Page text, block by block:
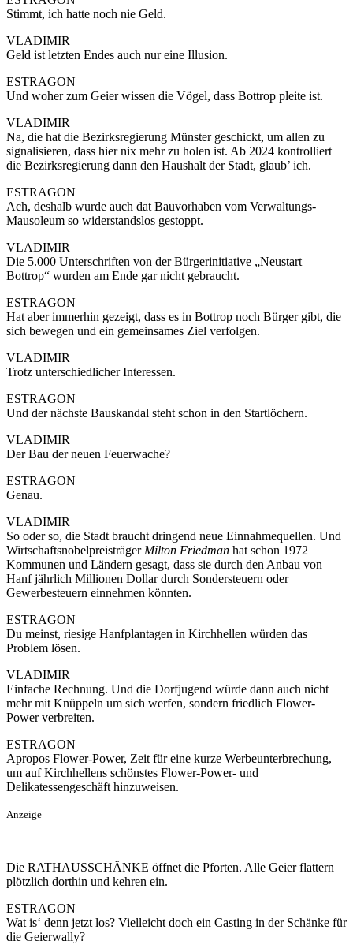
Stimmt, ich hatte noch nie Geld.
VLADIMIR
Geld ist letzten Endes auch nur eine Illusion.
ESTRAGON
Und woher zum Geier wissen die Vögel, dass Bottrop pleite ist.
VLADIMIR
Na, die hat die Bezirksregierung Münster geschickt, um allen zu
signalisieren, dass hier nix mehr zu holen ist. Ab 2024 kontrolliert
die Bezirksregierung dann den Haushalt der Stadt, glaub’ ich.
ESTRAGON
Ach, deshalb wurde auch dat Bauvorhaben vom Verwaltungs-
Mausoleum so widerstandslos gestoppt.
VLADIMIR
Die 5.000 Unterschriften von der Bürgerinitiative „Neustart
Bottrop“ wurden am Ende gar nicht gebraucht.
ESTRAGON
Hat aber immerhin gezeigt, dass es in Bottrop noch Bürger gibt, die
sich bewegen und ein gemeinsames Ziel verfolgen.
VLADIMIR
Trotz unterschiedlicher Interessen.
ESTRAGON
Und der nächste Bauskandal steht schon in den Startlöchern.
VLADIMIR
Der Bau der neuen Feuerwache?
ESTRAGON
Genau.
VLADIMIR
So oder so, die Stadt braucht dringend neue Einnahmequellen. Und
Wirtschaftsnobelpreisträger Milton Friedman hat schon 1972
Kommunen und Ländern gesagt, dass sie durch den Anbau von
Hanf jährlich Millionen Dollar durch Sondersteuern oder
Gewerbesteuern einnehmen könnten.
ESTRAGON
Du meinst, riesige Hanfplantagen in Kirchhellen würden das
Problem lösen.
VLADIMIR
Einfache Rechnung. Und die Dorfjugend würde dann auch nicht
mehr mit Knüppeln um sich werfen, sondern friedlich Flower-
Power verbreiten.
ESTRAGON
Apropos Flower-Power, Zeit für eine kurze Werbeunterbrechung,
um auf Kirchhellens schönstes Flower-Power- und
Delikatessengeschäft hinzuweisen.
Anzeige
Die RATHAUSSCHÄNKE öffnet die Pforten. Alle Geier flattern
plötzlich dorthin und kehren ein.
ESTRAGON
Wat is‘ denn jetzt los? Vielleicht doch ein Casting in der Schänke für
die Geierwally?